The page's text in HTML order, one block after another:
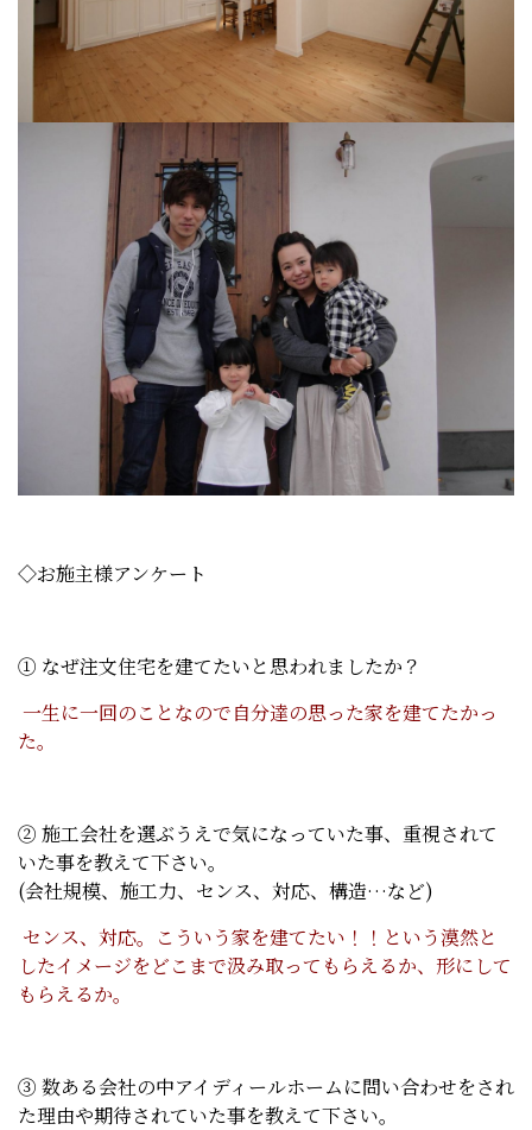
◇お施主様アンケート
① なぜ注文住宅を建てたいと思われましたか？
一生に一回のことなので自分達の思った家を建てたかっ
た。
② 施工会社を選ぶうえで気になっていた事、重視されて
いた事を教えて下さい。
(会社規模、施工力、センス、対応、構造…など)
センス、対応。こういう家を建てたい！！という漠然と
したイメージをどこまで汲み取ってもらえるか、形にして
もらえるか。
③ 数ある会社の中アイディールホームに問い合わせをされ
た理由や期待されていた事を教えて下さい。